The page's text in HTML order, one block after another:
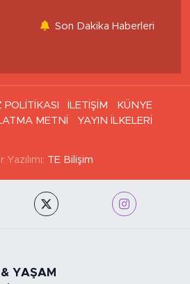
Son Dakika Haberleri
POLİTİKASI İLETİŞİM
KÜNYE
METNİ
YAYIN İLKELERİ
Yazılımı: TE Bilişim
YAŞAM